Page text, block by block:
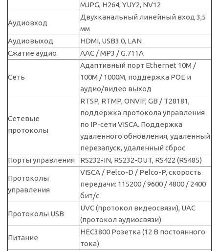
MJPG, H264, YUY2, NV12
Аудиовход
Двухканальный линейный вход 3,5
мм
Аудиовыход
HDMI, USB3.0, LAN
Сжатие аудио
AAC / MP3 / G.711A
Сеть
Адаптивный порт Ethernet 10M /
100M / 1000M, поддержка POE и
аудио/видео выход
Сетевые
протоколы
RTSP, RTMP, ONVIF, GB / T28181,
поддержка протокола управления
по IP-сети VISCA. Поддержка
удаленного обновления, удаленный
перезапуск, удаленный сброс
Порты управления
RS232-IN, RS232-OUT, RS422 (RS485)
Протоколы
управления
VISCA / Pelco-D / Pelco-P, скорость
передачи: 115200 / 9600 / 4800 / 2400
бит/с
Протоколы USB
UVC (протокол видеосвязи), UAC
(протокол аудиосвязи)
Питание
HEC3800 Розетка (12 В постоянного
тока)